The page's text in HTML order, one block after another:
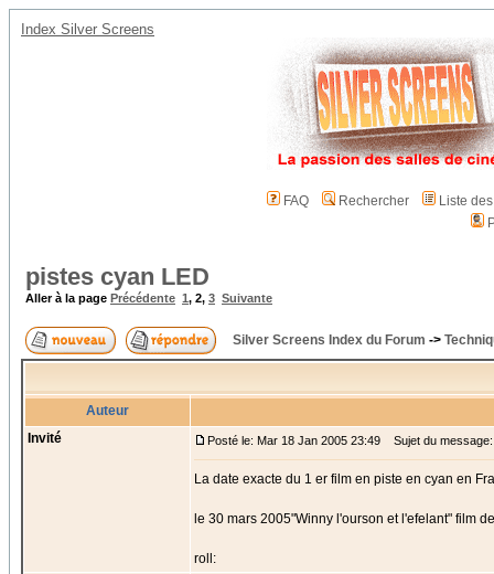
Index Silver Screens
FAQ Rechercher
Liste
pistes cyan LED
Aller à la page Précédente 1, 2, 3 Suivante
Silver Screens Index du Forum ->
Auteur
Invité
Posté le: Mar 18 Jan 2005 23:49 Sujet du message:
La date exacte du 1 er film en piste en cyan en
le 30 mars 2005"Winny l'ourson et l'efelant" film
roll: